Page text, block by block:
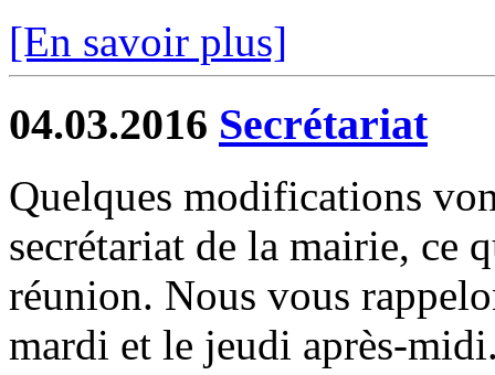
[En savoir plus]
04.03.2016 Secrétariat
Quelques modifications
secrétariat de la mairie, ce
réunion. Nous vous
mardi et le jeudi après-